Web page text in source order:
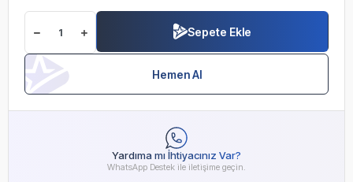
Sepete Ekle
Hemen Al
Yardıma mı İhtiyacınız Var?
WhatsApp Destek ile iletişime geçin.